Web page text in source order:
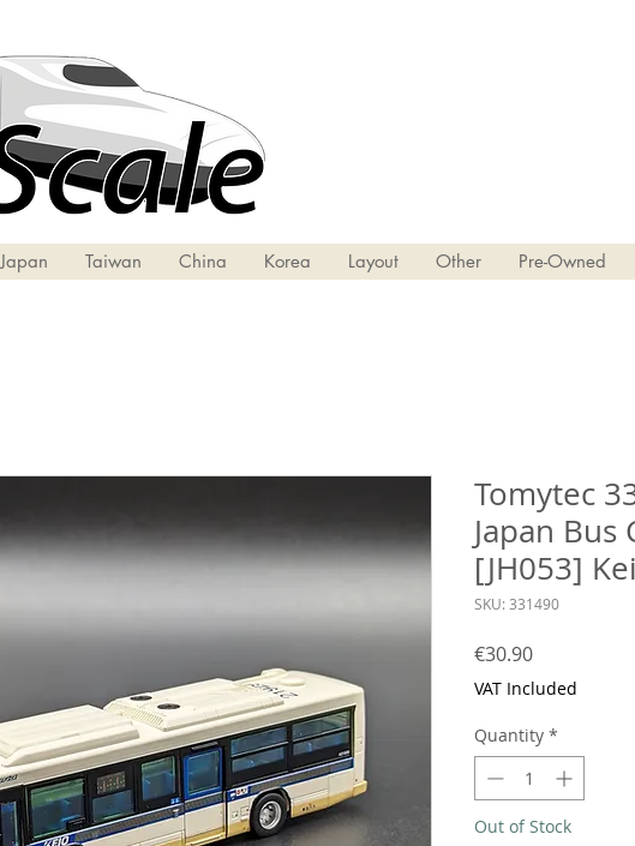
Japan Taiwan China Korea Layout Other Pre-Owned
Tomytec
Japan
[JH053]
SKU: 331490
€30.90Price
VAT Included
Quantity *
Out of Stock